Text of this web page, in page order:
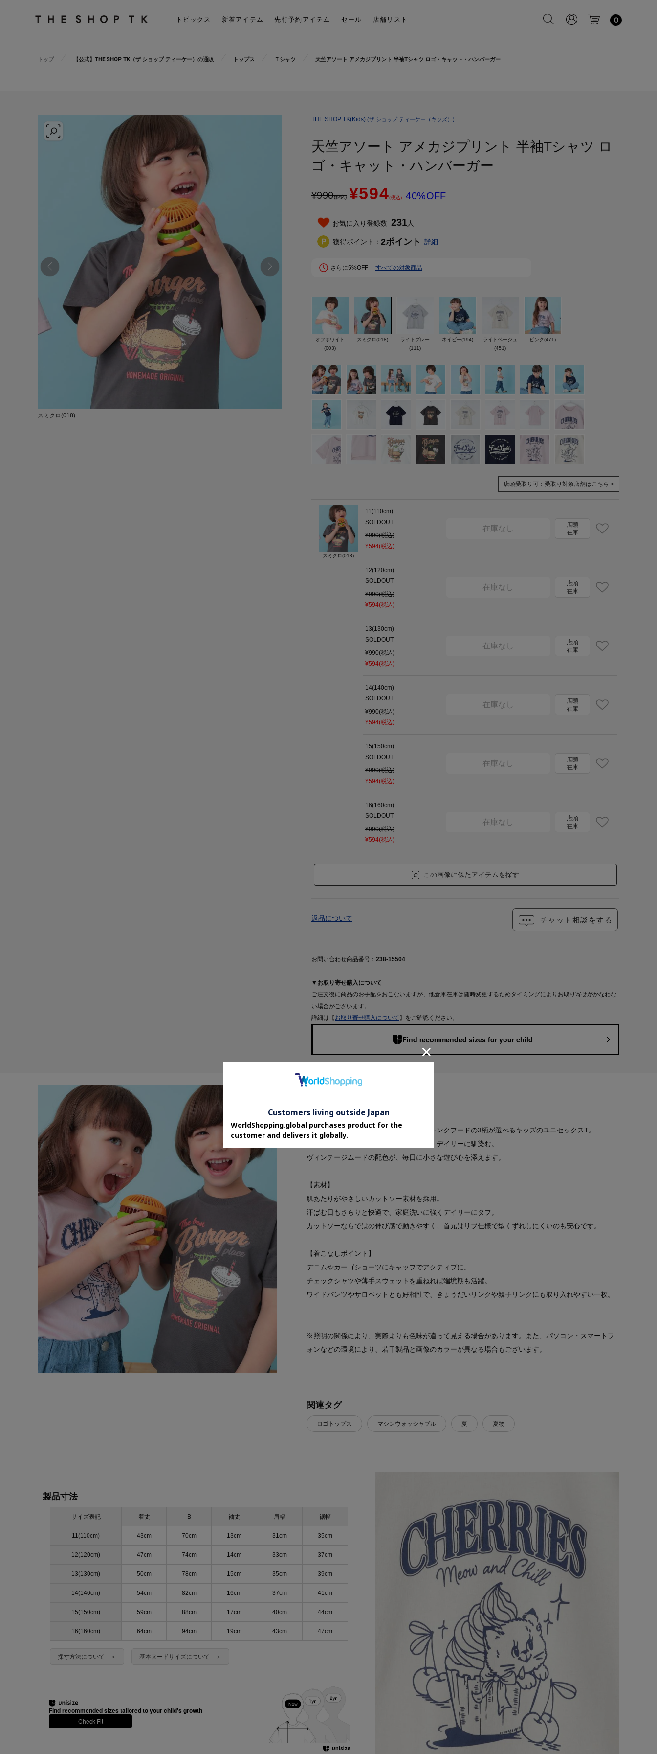
トピックス 新着アイテム 先行予約アイテム セール 店舗リスト 0
トップ 【公式】THE SHOP TK（ザ ショップ ティーケー）の通販 トップス Ｔシャツ 天竺アソート アメカジプリント 半袖Tシャツ ロゴ・キャット・ハンバーガー
スミクロ(018)
THE SHOP TK(Kids) (ザ ショップ ティーケー（キッズ）)
天竺アソート アメカジプリント 半袖Tシャツ ロ
ゴ・キャット・ハンバーガー
¥990(税込) ¥594(税込) 40%OFF
お気に入り登録数 231人
獲得ポイント： 2ポイント 詳細
さらに5%OFF すべての対象商品
オフホワイト
(003)
スミクロ(018)
ライトグレー
(111)
ネイビー(194)
ライトベージュ
(451)
ピンク(471)
店頭受取り可： 受取り対象店舗はこちら >
スミクロ(018)
11(110cm)
SOLDOUT
¥990(税込)
¥594(税込)
在庫なし
店頭
在庫
12(120cm)
SOLDOUT
¥990(税込)
¥594(税込)
在庫なし
店頭
在庫
13(130cm)
SOLDOUT
¥990(税込)
¥594(税込)
在庫なし
店頭
在庫
14(140cm)
SOLDOUT
¥990(税込)
¥594(税込)
在庫なし
店頭
在庫
15(150cm)
SOLDOUT
¥990(税込)
¥594(税込)
在庫なし
店頭
在庫
16(160cm)
SOLDOUT
¥990(税込)
¥594(税込)
在庫なし
店頭
在庫
この画像に似たアイテムを探す
チャット相談をする
返品について
お問い合わせ商品番号： 238-15504
▼お取り寄せ購入について
ご注文後に商品のお手配をおこないますが、他倉庫在庫は随時変更するためタイミングによりお取り寄せがかなわな
い場合がございます。
詳細は【 お取り寄せ購入について 】をご確認ください。
Find recommended sizes for your child
Features
【デザイン】
アメカジロゴ、アメリカンキャット、ジャンクフードの3柄が選べるキッズのユニセックスT。
端正なクルーネックとほどよいゆとりで、デイリーに馴染む。
ヴィンテージムードの配色が、毎日に小さな遊び心を添えます。
【素材】
肌あたりがやさしいカットソー素材を採用。
汗ばむ日もさらりと快適で、家庭洗いに強くデイリーにタフ。
カットソーならではの伸び感で動きやすく、首元はリブ仕様で型くずれしにくいのも安心です。
【着こなしポイント】
デニムやカーゴショーツにキャップでアクティブに。
チェックシャツや薄手スウェットを重ねれば端境期も活躍。
ワイドパンツやサロペットとも好相性で、きょうだいリンクや親子リンクにも取り入れやすい一枚。
※照明の関係により、実際よりも色味が違って見える場合があります。また、パソコン・スマートフ
ォンなどの環境により、若干製品と画像のカラーが異なる場合もございます。
関連タグ
ロゴトップス マシンウォッシャブル 夏 夏物
製品寸法
サイズ表記 着丈 B 袖丈 肩幅 裾幅
11(110cm) 43cm 70cm 13cm 31cm 35cm
12(120cm) 47cm 74cm 14cm 33cm 37cm
13(130cm) 50cm 78cm 15cm 35cm 39cm
14(140cm) 54cm 82cm 16cm 37cm 41cm
15(150cm) 59cm 88cm 17cm 40cm 44cm
16(160cm) 64cm 94cm 19cm 43cm 47cm
採寸方法について ＞ 基本ヌードサイズについて ＞
Find recommended sizes tailored to your child's growth
Check Fit